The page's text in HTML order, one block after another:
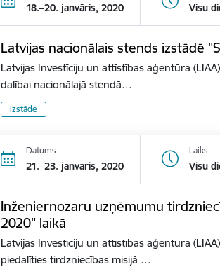
18.–20. janvāris, 2020 Visu
Latvijas nacionālais stends izstādē
Latvijas Investīciju un attīstības aģentūra
dalībai nacionālajā stendā…
Izstāde
Datums
21.–23. janvāris, 2020
Laiks
Visu
Inženiernozaru uzņēmumu
2020" laikā
Latvijas Investīciju un attīstības aģentūra
piedalīties tirdzniecības misijā …